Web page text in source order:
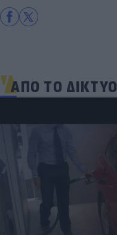
ΑΠΟ ΤΟ ΔΙΚΤΥΟ